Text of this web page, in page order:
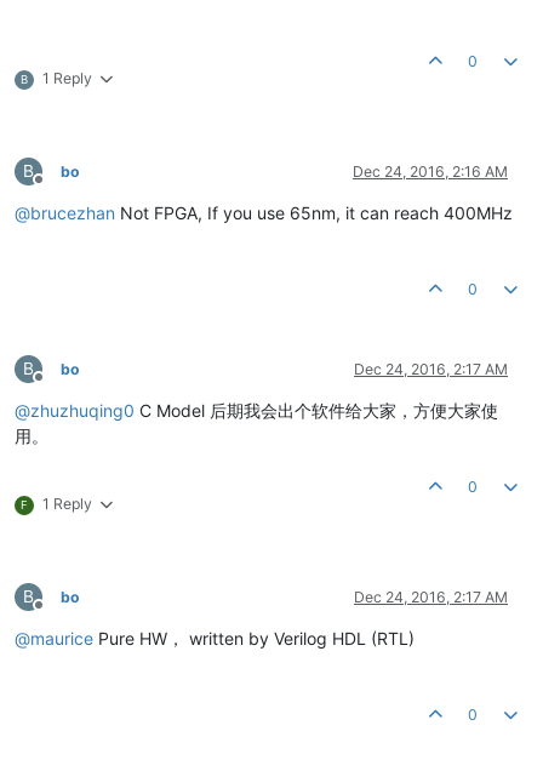
B 1 Reply
0
B
Offline
bo Dec 24, 2016, 2:16 AM
@brucezhan Not FPGA, If you use 65nm, it can reach 400MHz
0
B
Offline
bo Dec 24, 2016, 2:17 AM
@zhuzhuqing0 C Model 后期我会出个软件给大家，方便大家使
用。
F 1 Reply
0
B
Offline
bo Dec 24, 2016, 2:17 AM
@maurice Pure HW， written by Verilog HDL (RTL)
0